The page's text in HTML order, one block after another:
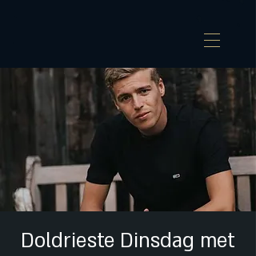
Doldrieste Dinsdag met